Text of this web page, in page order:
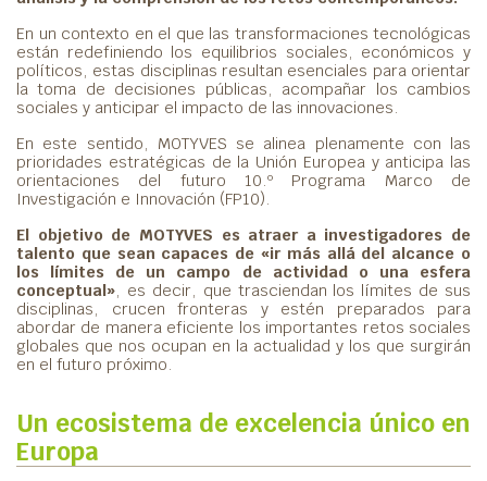
En un contexto en el que las transformaciones tecnológicas
están redefiniendo los equilibrios sociales, económicos y
políticos, estas disciplinas resultan esenciales para orientar
la toma de decisiones públicas, acompañar los cambios
sociales y anticipar el impacto de las innovaciones.
En este sentido, MOTYVES se alinea plenamente con las
prioridades estratégicas de la Unión Europea y anticipa las
orientaciones del futuro 10.º Programa Marco de
Investigación e Innovación (FP10).
El objetivo de MOTYVES es atraer a investigadores de
talento que sean capaces de «ir más allá del alcance o
los límites de un campo de actividad o una esfera
conceptual» , es decir, que trasciendan los límites de sus
disciplinas, crucen fronteras y estén preparados para
abordar de manera eficiente los importantes retos sociales
globales que nos ocupan en la actualidad y los que surgirán
en el futuro próximo.
Un ecosistema de excelencia único en
Europa